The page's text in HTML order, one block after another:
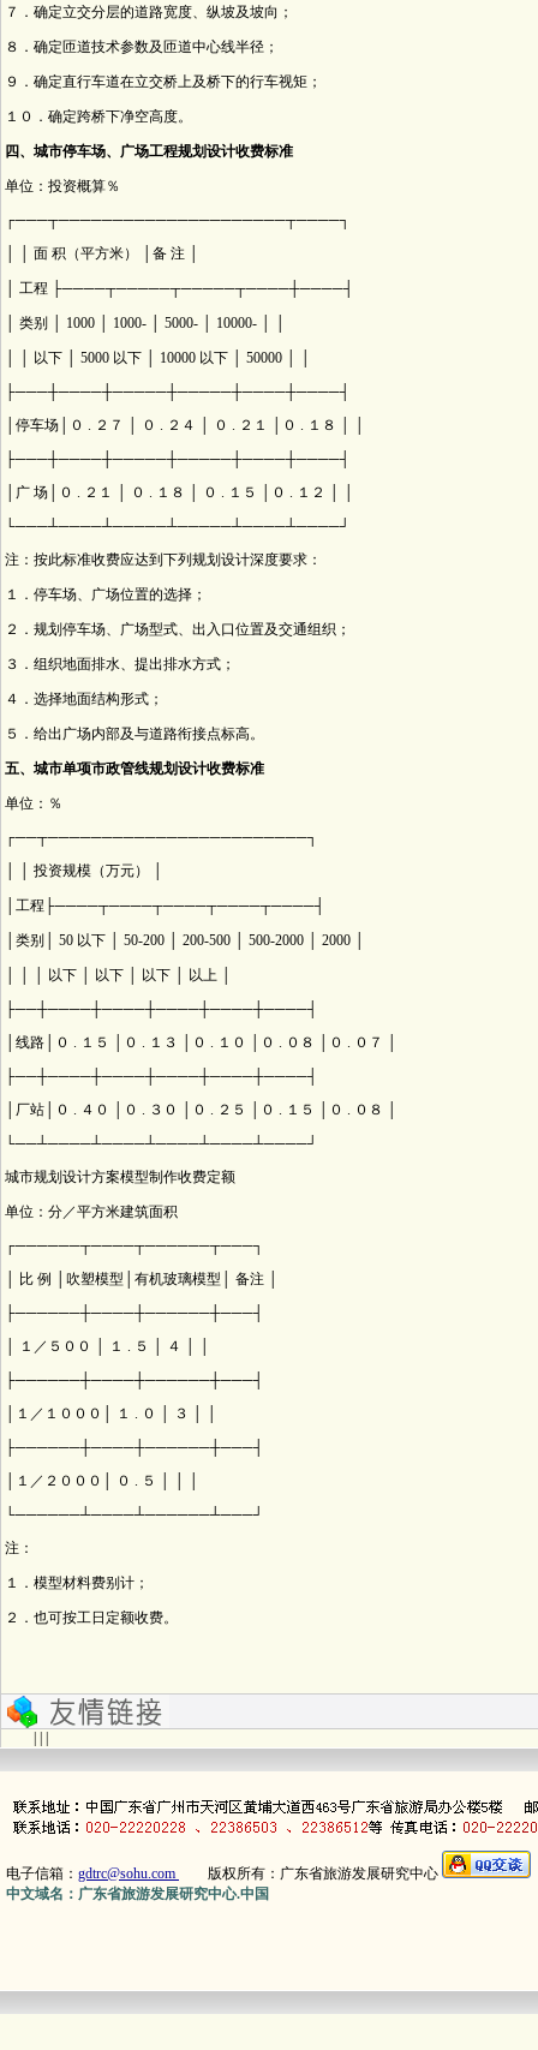
７．确定立交分层的道路宽度、纵坡及坡向；
８．确定匝道技术参数及匝道中心线半径；
９．确定直行车道在立交桥上及桥下的行车视矩；
１０．确定跨桥下净空高度。
四、城市停车场、广场工程规划设计收费标准
单位：投资概算％
┌───┬─────────────────────┬────┐
│ │ 面 积（平方米） │备 注 │
│ 工程 ├────┬─────┬─────┬────┼────┤
│ 类别 │ 1000 │ 1000- │ 5000- │ 10000- │ │
│ │ 以下 │ 5000 以下 │ 10000 以下 │ 50000 │ │
├───┼────┼─────┼─────┼────┼────┤
│停车场│０ . ２７ │ ０ . ２４ │ ０ . ２１ │０ . １８ │ │
├───┼────┼─────┼─────┼────┼────┤
│广 场│０ . ２１ │ ０ . １８ │ ０ . １５ │０ . １２ │ │
└───┴────┴─────┴─────┴────┴────┘
注：按此标准收费应达到下列规划设计深度要求：
１．停车场、广场位置的选择；
２．规划停车场、广场型式、出入口位置及交通组织；
３．组织地面排水、提出排水方式；
４．选择地面结构形式；
５．给出广场内部及与道路衔接点标高。
五、城市单项市政管线规划设计收费标准
单位：％
┌──┬────────────────────────┐
│ │ 投资规模（万元） │
│工程├────┬────┬────┬────┬────┤
│类别│ 50 以下 │ 50-200 │ 200-500 │ 500-2000 │ 2000 │
│ │ │ 以下 │ 以下 │ 以下 │ 以上 │
├──┼────┼────┼────┼────┼────┤
│线路│０ . １５ │０ . １３ │０ . １０ │０ . ０８ │０ . ０７ │
├──┼────┼────┼────┼────┼────┤
│厂站│０ . ４０ │０ . ３０ │０ . ２５ │０ . １５ │０ . ０８ │
└──┴────┴────┴────┴────┴────┘
城市规划设计方案模型制作收费定额
单位：分／平方米建筑面积
┌──────┬────┬──────┬───┐
│ 比 例 │吹塑模型│有机玻璃模型│ 备注 │
├──────┼────┼──────┼───┤
│ １／５００ │ １ . ５ │ ４ │ │
├──────┼────┼──────┼───┤
│１／１０００│ １ . ０ │ ３ │ │
├──────┼────┼──────┼───┤
│１／２０００│ ０ . ５ │ │ │
└──────┴────┴──────┴───┘
注：
１．模型材料费别计；
２．也可按工日定额收费。
电子信箱： gdtrc@sohu.com 版权所有：广东省旅游发展研究中心
中文域名：广东省旅游发展研究中心.中国